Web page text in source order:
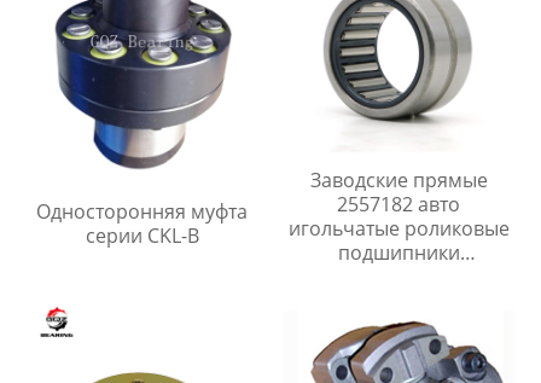
Односторонняя муфта
серии CKL-B
Заводские прямые
2557182 авто
игольчатые роликовые
подшипники